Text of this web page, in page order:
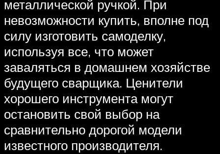
металлической ручкой. При
невозможности купить, вполне под
силу изготовить самоделку,
используя все, что может
заваляться в домашнем хозяйстве
будущего сварщика. Ценители
хорошего инструмента могут
остановить свой выбор на
сравнительно дорогой модели
известного производителя.